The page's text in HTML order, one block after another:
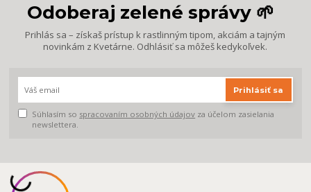
Odoberaj zelené správy 🌱
Prihlás sa – získaš prístup k rastlinným tipom, akciám a tajným
novinkám z Kvetárne. Odhlásiť sa môžeš kedykoľvek.
Prihlásiť sa
Súhlasím so spracovaním osobných údajov za účelom zasielania
newslettera.